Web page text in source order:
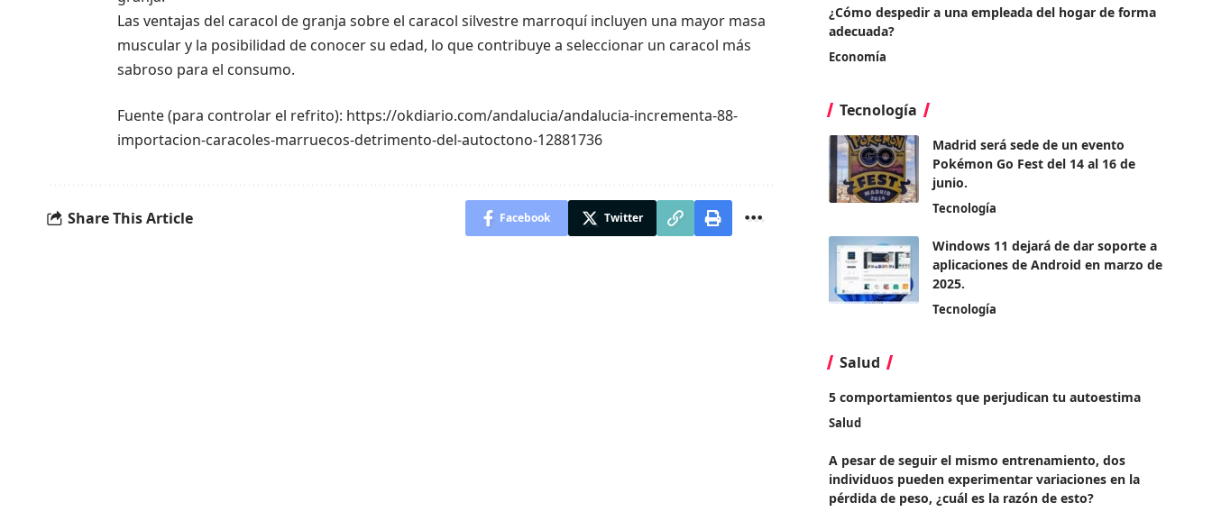
Las ventajas del caracol de granja sobre el caracol silvestre marroquí incluyen una mayor masa
muscular y la posibilidad de conocer su edad, lo que contribuye a seleccionar un caracol más
sabroso para el consumo.
Fuente (para controlar el refrito): https://okdiario.com/andalucia/andalucia-incrementa-88-
importacion-caracoles-marruecos-detrimento-del-autoctono-12881736
Share This Article Facebook Twitter
¿Cómo despedir a una empleada del hogar de forma
adecuada?
Economía
Tecnología
Madrid será sede de un evento
Pokémon Go Fest del 14 al 16 de
junio.
Tecnología
Windows 11 dejará de dar soporte a
aplicaciones de Android en marzo de
2025.
Tecnología
Salud
5 comportamientos que perjudican tu autoestima
Salud
A pesar de seguir el mismo entrenamiento, dos
individuos pueden experimentar variaciones en la
pérdida de peso, ¿cuál es la razón de esto?